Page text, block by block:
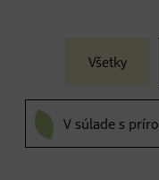
Všetky
V súlade s